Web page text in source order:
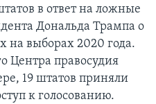
в ответ на ложные
Дональда Трампа о
на выборах 2020 года.
Центра правосудия
19 штатов приняли
к голосованию.